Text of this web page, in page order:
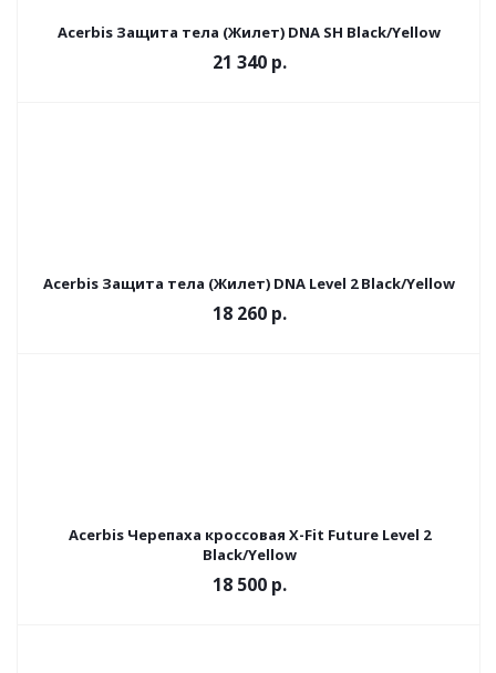
Acerbis Защита тела (Жилет) DNA SH Black/Yellow
21 340 р.
Acerbis Защита тела (Жилет) DNA Level 2 Black/Yellow
18 260 р.
Acerbis Черепаха кроссовая X-Fit Future Level 2
Black/Yellow
18 500 р.